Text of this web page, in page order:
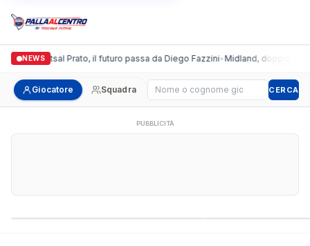
NEWS
Futsal Prato, il futuro passa da Diego Fazzini•Midland, doppio colpo
Giocatore Squadra Cerca giocatore CERCA
PUBBLICITÀ